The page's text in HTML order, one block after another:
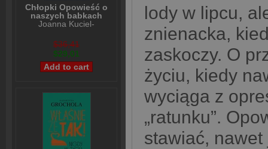
Chłopki Opowieść o
naszych babkach
Joanna Kuciel-
$36,41
$29,01
lody w lipcu,
znienacka,
zaskoczy. O
życiu, kiedy
wyciąga z
„ratunku”.
stawiać, nawet